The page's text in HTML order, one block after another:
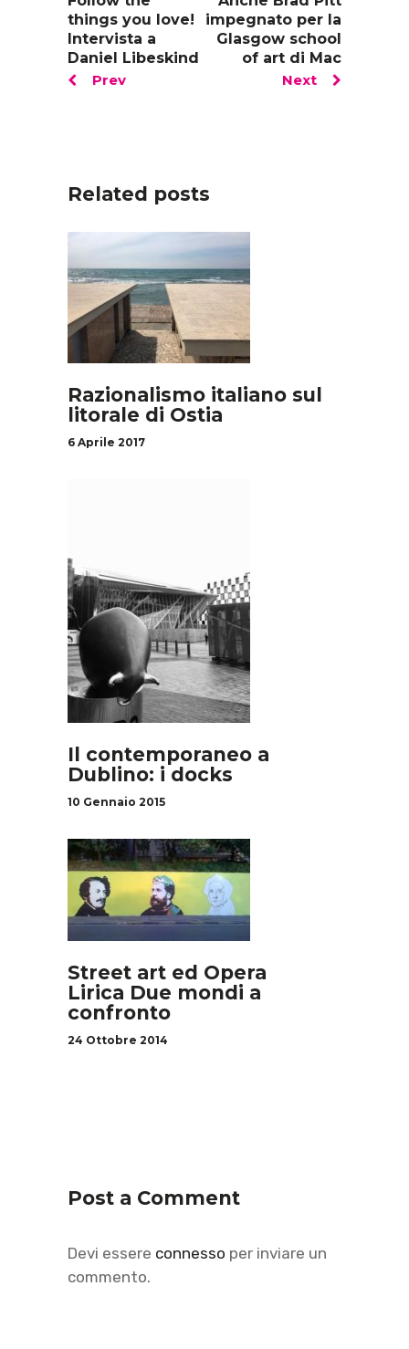
things you love!
Intervista a
Daniel Libeskind
Prev
impegnato per la
Glasgow school
of art di Mac
Next
Related posts
Razionalismo italiano sul
litorale di Ostia
6 Aprile 2017
Il contemporaneo a
Dublino: i docks
10 Gennaio 2015
Street art ed Opera
Lirica Due mondi a
confronto
24 Ottobre 2014
Post a Comment
Devi essere connesso per inviare un
commento.